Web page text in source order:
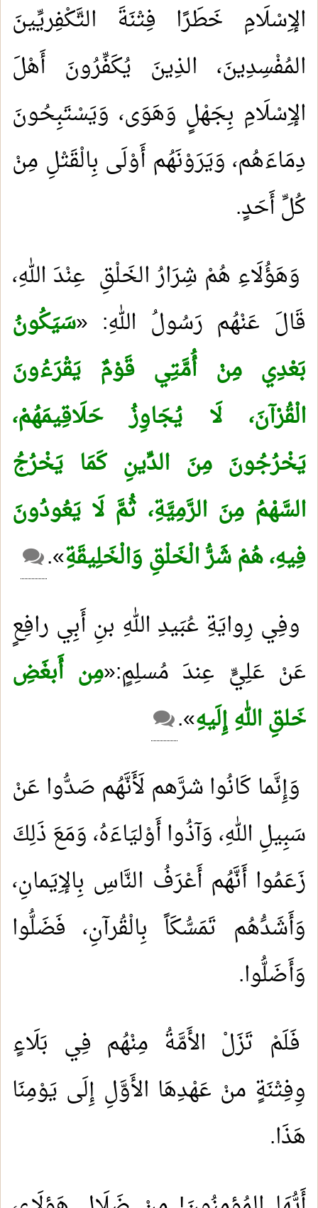
الإِسْلَامِ خَطَرًا فِتْنَةَ التَّكْفِريِّينَ
المُفْسِدِينَ، الذِينَ يُكَفِّرُونَ أَهْلَ
الإِسْلَامِ بِجَهْلٍ وَهَوَى، وَيَسْتَبِحُونَ
دِمَاءَهُم، وَيَرَوْنَهُم أَوْلَى بِالْقَتْلِ مِنْ
كُلِّ أَحَدٍ.
وَهَؤُلَاءِ هُمْ شِرَارُ الخَلْقِ عِنْدَ اللهِ،
قَالَ عَنْهُم رَسُولُ اللهِ: «سَيَكُونُ
بَعْدِي مِنْ أُمَّتِي قَوْمٌ يَقْرَءُونَ
الْقُرْآنَ، لَا يُجَاوِزُ حَلَاقِيمَهُمْ،
يَخْرُجُونَ مِنَ الدِّينِ كَمَا يَخْرُجُ
السَّهْمُ مِنَ الرَّمِيَّةِ، ثُمَّ لَا يَعُودُونَ
فِيهِ، هُمْ شَرُّ الْخَلْقِ وَالْخَلِيقَةِ».
وفِي رِوايَةِ عُبَيدِ اللهِ بنِ أَبِي رافِعٍ
عَنْ عَلِيٍّ عِندَ مُسلِمٍ:«مِن أَبغَضِ
خَلقِ اللهِ إِلَيهِ».
وَإِنَّما كَانُوا شرَّهم لَأَنَّهُم صَدُّوا عَنْ
سَبِيلِ اللهِ، وَآذُوا أَوْليَاءَهُ، وَمَعَ ذَلِكَ
زَعَمُوا أَنَّهُم أَعْرَفُ النَّاسِ بِالإِيَمانِ،
وَأَشَدَُهُم تَمَسُّكَاً بِالْقُرآنِ، فَضَلُّوا
وَأَضَلُّوا.
فَلَمْ تَزَلْ الأَمَّةُ مِنْهُم فِي بَلَاءٍ
وِفِتْنَةٍ منْ عَهْدِهَا الأَوَّلِ إِلَى يَوْمِنَا
هَذَا.